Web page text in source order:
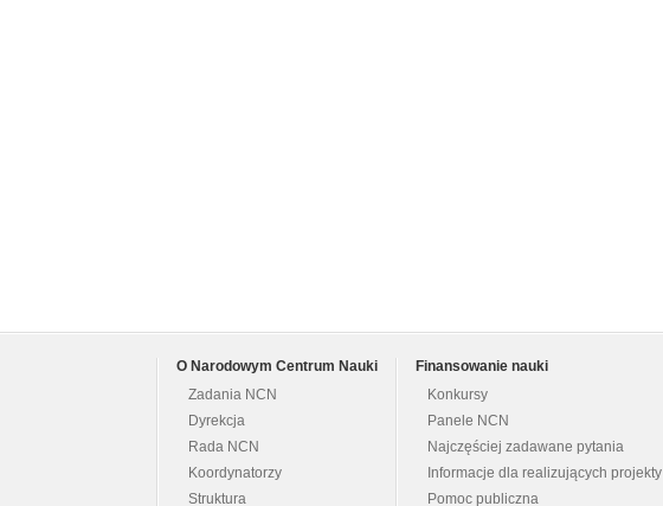
O Narodowym Centrum Nauki
Zadania NCN
Dyrekcja
Rada NCN
Koordynatorzy
Struktura
Finansowanie nauki
Konkursy
Panele NCN
Najczęściej zadawane pytania
Informacje dla realizujących projekty
Pomoc publiczna